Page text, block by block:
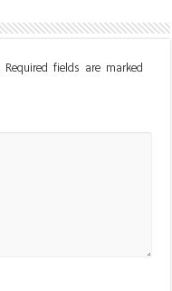
Required fields are marked